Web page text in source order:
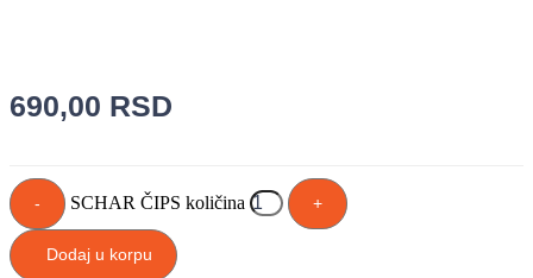
690,00 RSD
- SCHAR ČIPS količina +
Dodaj u korpu